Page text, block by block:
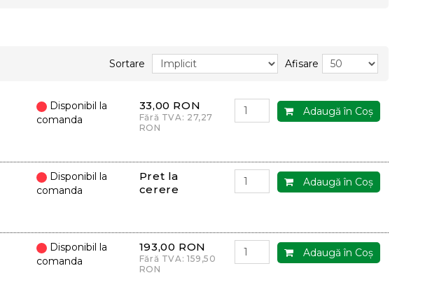
Sortare Afisare
Disponibil la
comanda
33,00 RON
Fără TVA: 27,27
RON
Adaugă în Coş
Disponibil la
comanda
Pret la
cerere
Adaugă în Coş
Disponibil la
comanda
193,00 RON
Fără TVA: 159,50
RON
Adaugă în Coş